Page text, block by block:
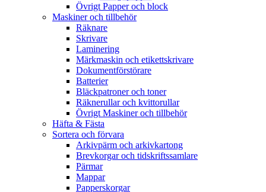
Övrigt Papper och block
Maskiner och tillbehör
Räknare
Skrivare
Laminering
Märkmaskin och etikettskrivare
Dokumentförstörare
Batterier
Bläckpatroner och toner
Räknerullar och kvittorullar
Övrigt Maskiner och tillbehör
Häfta & Fästa
Sortera och förvara
Arkivpärm och arkivkartong
Brevkorgar och tidskriftssamlare
Pärmar
Mappar
Papperskorgar